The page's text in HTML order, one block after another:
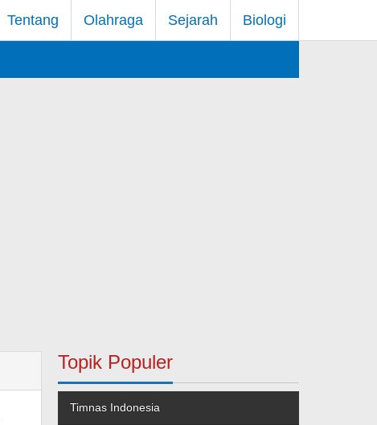
Tentang Olahraga Sejarah Biologi
Topik Populer
Timnas Indonesia